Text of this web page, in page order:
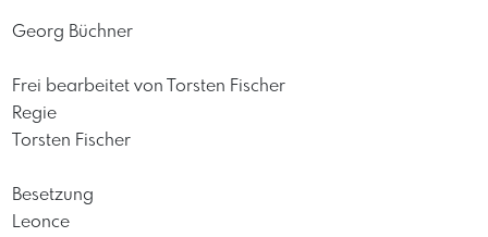
Georg Büchner
Frei bearbeitet von Torsten Fischer
Regie
Torsten Fischer
Besetzung
Leonce